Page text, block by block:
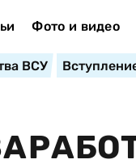
Фото и видео
ВСУ